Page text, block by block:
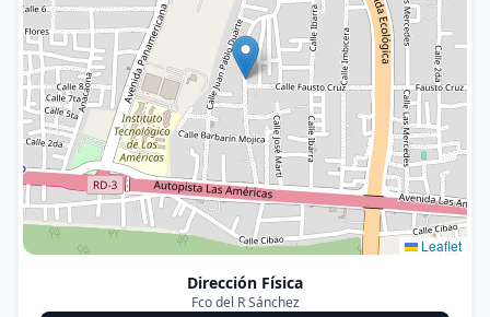
Leaflet
Dirección Física
Fco del R Sánchez